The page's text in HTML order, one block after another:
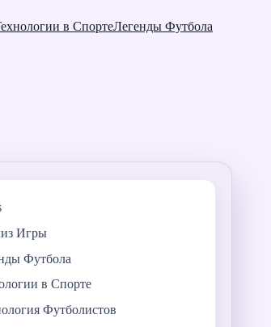
в СпортеЛегенды Футбола
Игры
Футбола
в Спорте
Футболистов